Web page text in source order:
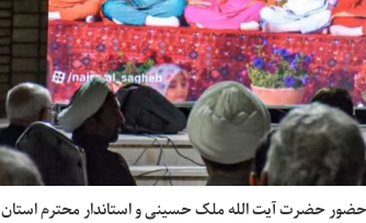
حضرت آیت الله ملک حسینی و استاندار محترم استان